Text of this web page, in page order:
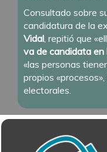
Consultado sobre
candidatura de la
Vidal , repitió que
va de candidata en
«las personas
propios
electorales.